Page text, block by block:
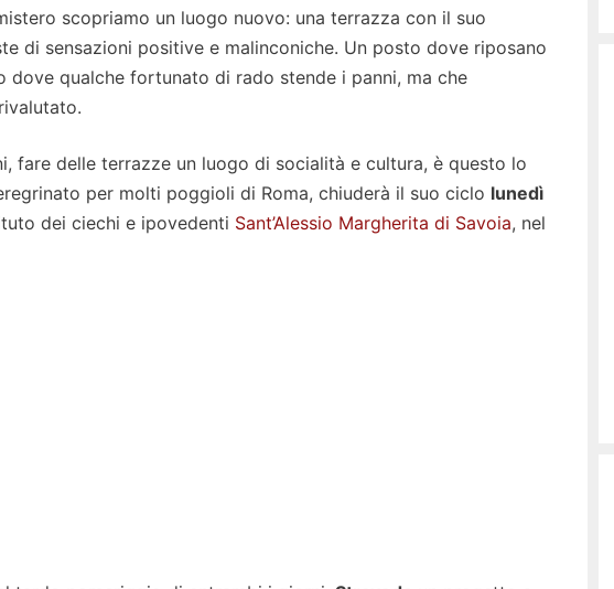
scopriamo un luogo nuovo: una terrazza con il suo
di sensazioni positive e malinconiche. Un posto dove riposano
qualche fortunato di rado stende i panni, ma che
fare delle terrazze un luogo di socialità e cultura, è questo lo
per molti poggioli di Roma, chiuderà il suo ciclo lunedì
dei ciechi e ipovedenti Sant’Alessio Margherita di Savoia, nel